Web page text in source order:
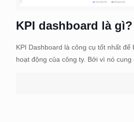
KPI dashboard là gì?
KPI Dashboard là công cụ tốt nhất
hoạt động của công ty. Bởi vì nó